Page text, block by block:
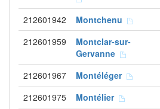
212601942 Montchenu
212601959
Montclar-sur-
Gervanne
212601967 Montéléger
212601975 Montélier